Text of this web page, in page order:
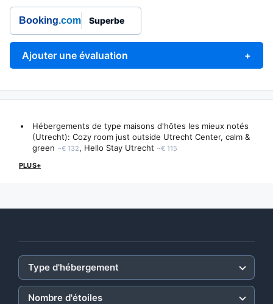
Booking.com Superbe
Ajouter une évaluation +
Hébergements de type maisons d'hôtes les mieux notés
(Utrecht): Cozy room just outside Utrecht Center, calm &
green ~€ 132, Hello Stay Utrecht ~€ 115
PLUS+
Type d'hébergement
Nombre d'étoiles